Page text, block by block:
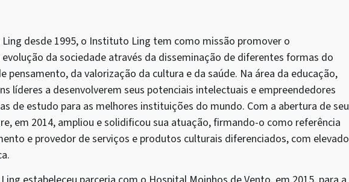
desde 1995, o Instituto Ling tem como missão promover o
da sociedade através da disseminação de diferentes formas do
pensamento, da valorização da cultura e da saúde. Na área da educação,
líderes a desenvolverem seus potenciais intelectuais e empreendedores
de estudo para as melhores instituições do mundo. Com a abertura de seu
em 2014, ampliou e solidificou sua atuação, firmando-o como referência
e provedor de serviços e produtos culturais diferenciados, com elevado